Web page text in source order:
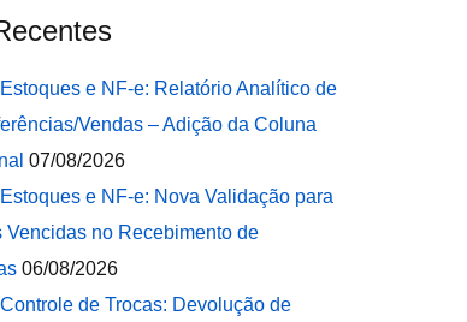
e NF-e: Relatório Analítico de
Vendas – Adição da Coluna
07/08/2026
e NF-e: Nova Validação para
Vencidas no Recebimento de
06/08/2026
de Trocas: Devolução de